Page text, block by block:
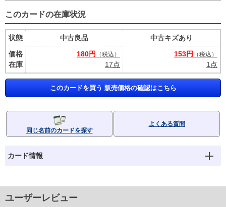
このカードの在庫状況
状態
価格
在庫
中古良品
180円
（税込）
17点
中古キズあり
153円
（税込）
1点
このカードを買う 販売価格の確認はこちら
同じ名前のカードを探す
よくある質問
カード情報
ユーザーレビュー